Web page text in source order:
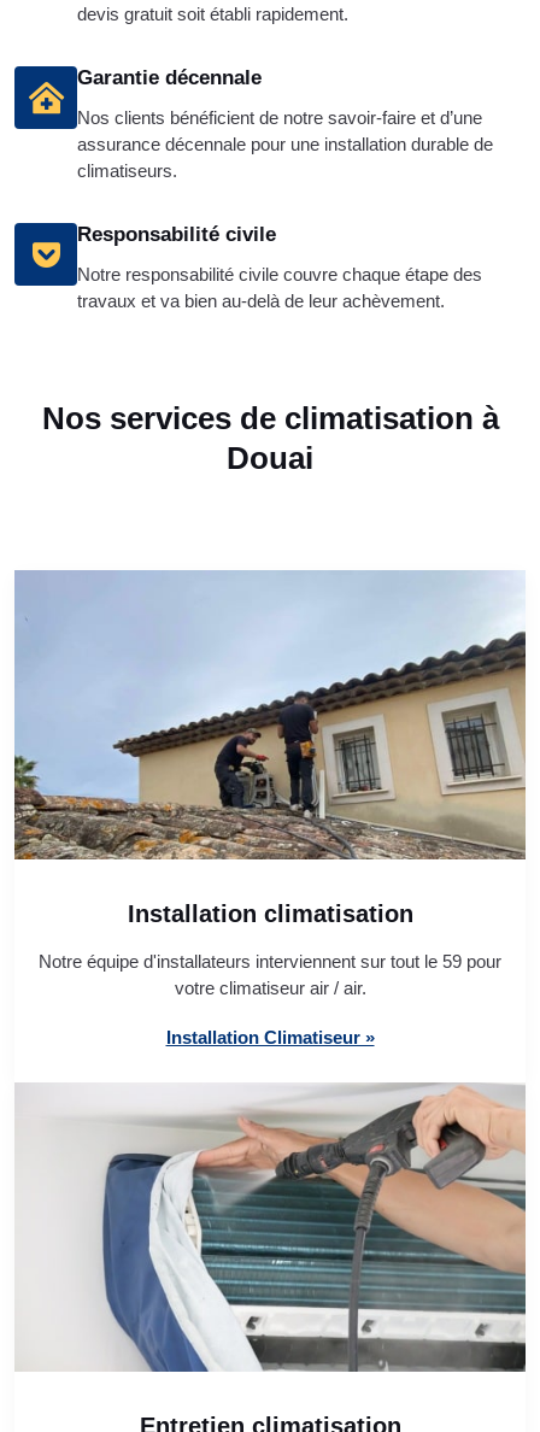
devis gratuit soit établi rapidement.
Garantie décennale
Nos clients bénéficient de notre savoir-faire et d’une
assurance décennale pour une installation durable de
climatiseurs.
Responsabilité civile
Notre responsabilité civile couvre chaque étape des
travaux et va bien au-delà de leur achèvement.
Nos services de climatisation à
Douai
Installation climatisation
Notre équipe d'installateurs interviennent sur tout le 59 pour
votre climatiseur air / air.
Installation Climatiseur »
Entretien climatisation